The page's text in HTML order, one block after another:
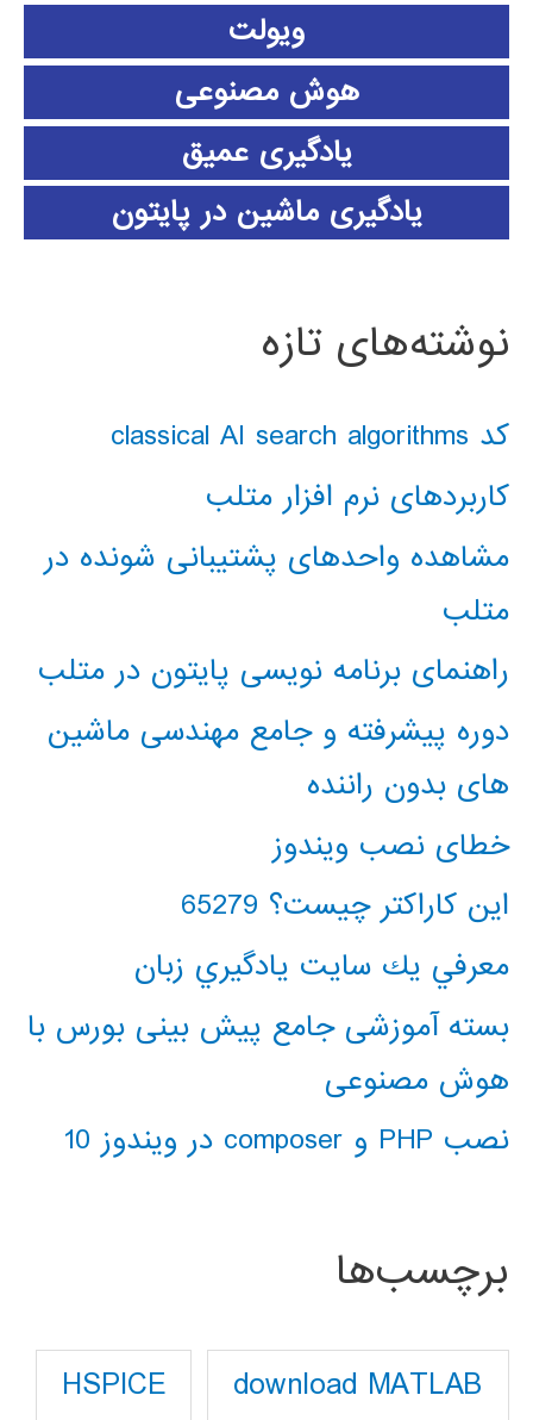
ویولت
هوش مصنوعی
یادگیری عمیق
یادگیری ماشین در پایتون
نوشته‌های تازه
کد classical AI search algorithms
کاربردهای نرم افزار متلب
مشاهده واحدهای پشتیبانی شونده در
متلب
راهنمای برنامه نویسی پایتون در متلب
دوره پیشرفته و جامع مهندسی ماشین
های بدون راننده
خطای نصب ویندوز
این کاراکتر چیست؟ 65279
معرفي يك سايت يادگيري زبان
بسته آموزشی جامع پیش بینی بورس با
هوش مصنوعی
نصب PHP و composer در ویندوز 10
برچسب‌ها
download MATLAB
HSPICE